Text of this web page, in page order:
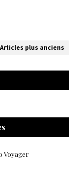
Articles plus anciens
Voyager